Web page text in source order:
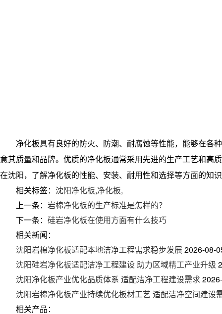
净化板具有良好的防火、防潮、耐腐蚀等性能，能够在各
意其质量和品牌。优质的净化板通常采用先进的生产工艺和高
在沈阳，了解净化板的性能、安装、耐用性和选择等方面的知
相关标签： 沈阳净化板,净化板,
上一条： 岩棉净化板的生产标准是怎样的？
下一条： 硅岩净化板在使用方面有什么技巧
相关新闻：
沈阳岩棉净化板适配本地洁净工程需求稳步发展2026-08-
沈阳硅岩净化板适配洁净工程建设 助力区域精工产业升级
沈阳净化板产业优化品质体系 适配洁净工程建设需求
沈阳岩棉净化板产业持续优化板材工艺 适配洁净空间建设
相关产品：